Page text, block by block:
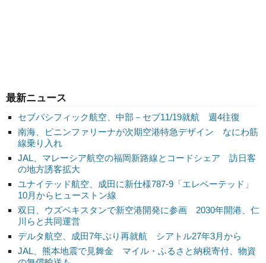
最新ニュース
セブパシフィック航空、中部－セブ11/19就航 週4往復
南海、ピニンファリーナが次期空港特急デザイン なにわ筋
線乗り入れ
JAL、マレーシア航空の福岡新路線とコードシェア 訪日客
の地方誘客拡大
ユナイテッド航空、成田に新仕様787-9「エレベーテッド」
10月からヒューストン線
双日、ウズベキスタンで新空港開発に参画 2030年開港、仁
川らと共同運営
デルタ航空、成田7年ぶり再就航 シアトル27年3月から
JAL、熊本地震で見舞金 マイル・ふるさと納税寄付、物資